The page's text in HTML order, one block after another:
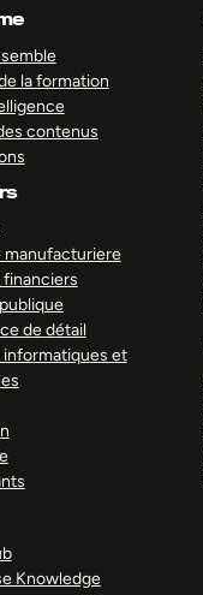
la formation
contenus
manufacturiere
de détail
informatiques et
Knowledge